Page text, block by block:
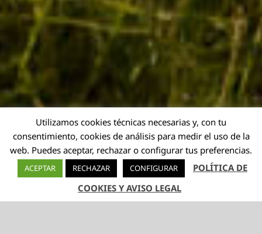
Utilizamos cookies técnicas necesarias y, con tu
consentimiento, cookies de análisis para medir el uso de la
web. Puedes aceptar, rechazar o configurar tus preferencias.
ACEPTAR RECHAZAR CONFIGURAR
POLÍTICA DE
COOKIES Y AVISO LEGAL